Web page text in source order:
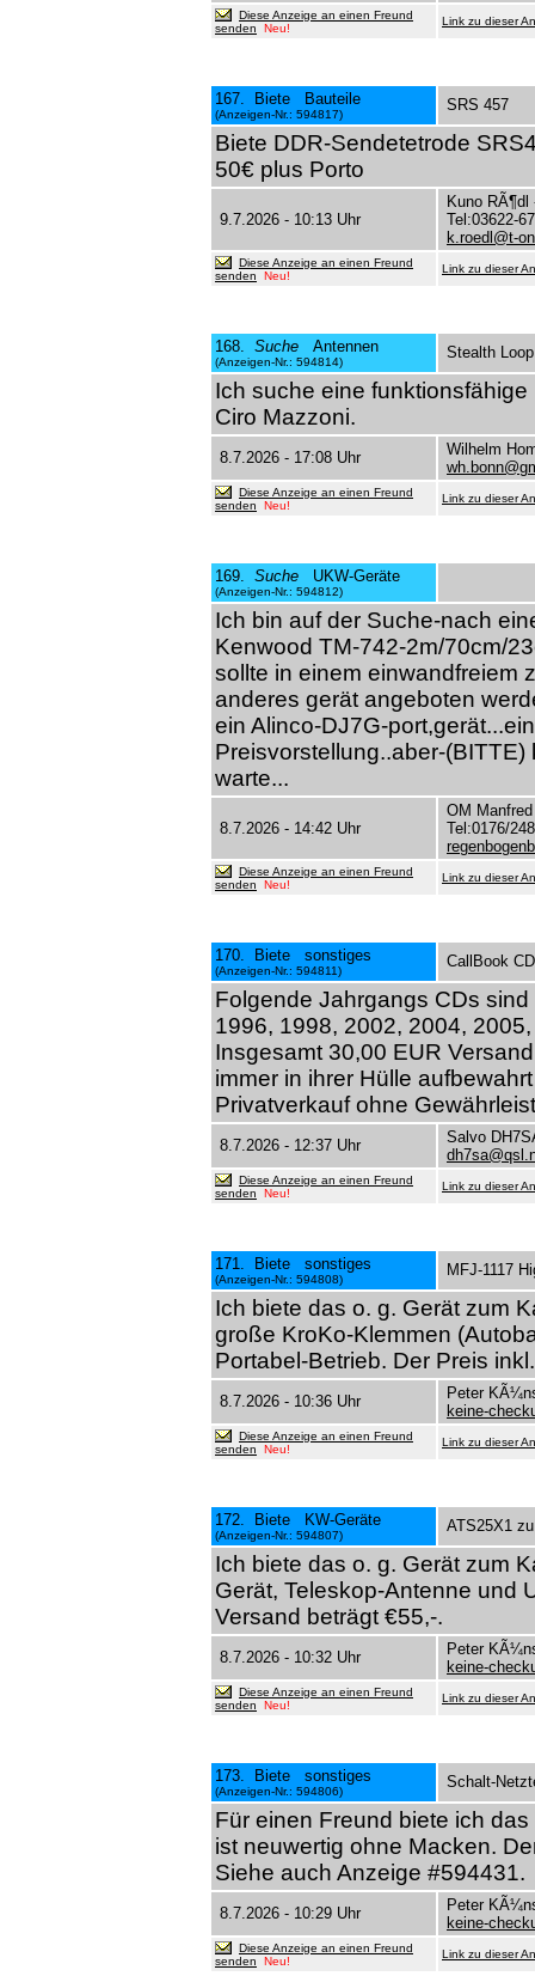
Diese Anzeige an einen Freund
senden
Neu!
Link zu dieser
167. Biete Bauteile
(Anzeigen-Nr.: 594817)
SRS 457
Biete DDR-Sendetetrode
50€ plus Porto
9.7.2026 - 10:13 Uhr
Kuno
Tel:03622-
k.roedl@t-
Diese Anzeige an einen Freund
senden
Neu!
Link zu dieser
168. Suche Antennen
(Anzeigen-Nr.: 594814)
Stealth
Ich suche eine
Ciro Mazzoni.
8.7.2026 - 17:08 Uhr
Wilhelm
Diese Anzeige an einen Freund
senden
Neu!
Link zu dieser
169. Suche UKW-Geräte
(Anzeigen-Nr.: 594812)
Ich bin auf der Suche-nach
Kenwood TM-742-2m/70cm/
sollte in einem einwandfreiem
anderes gerät angeboten
ein Alinco-DJ7G-
Preisvorstellung..aber-
warte...
8.7.2026 - 14:42 Uhr
OM
Tel:0176/
Diese Anzeige an einen Freund
senden
Neu!
Link zu dieser
170. Biete sonstiges
(Anzeigen-Nr.: 594811)
CallBook
Folgende Jahrgangs CDs
1996, 1998, 2002, 2004,
Insgesamt 30,00 EUR
immer in ihrer Hülle
Privatverkauf ohne
8.7.2026 - 12:37 Uhr
Salvo
Diese Anzeige an einen Freund
senden
Neu!
Link zu dieser
171. Biete sonstiges
(Anzeigen-Nr.: 594808)
MFJ-1117
Ich biete das o. g. Gerät zum
große KroKo-Klemmen
Portabel-Betrieb. Der Preis
8.7.2026 - 10:36 Uhr
Peter
keine-
Diese Anzeige an einen Freund
senden
Neu!
Link zu dieser
172. Biete KW-Geräte
(Anzeigen-Nr.: 594807)
ATS25X1
Ich biete das o. g. Gerät zum
Gerät, Teleskop-Antenne und
Versand beträgt €55,-.
8.7.2026 - 10:32 Uhr
Peter
keine-
Diese Anzeige an einen Freund
senden
Neu!
Link zu dieser
173. Biete sonstiges
(Anzeigen-Nr.: 594806)
Schalt-
Für einen Freund biete ich
ist neuwertig ohne Macken.
Siehe auch Anzeige #594431.
8.7.2026 - 10:29 Uhr
Peter
keine-
Diese Anzeige an einen Freund
senden
Neu!
Link zu dieser